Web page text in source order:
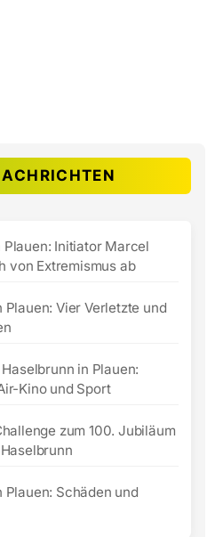
Plauen: Initiator Marcel
von Extremismus ab
Vier Verletzte und
in Plauen:
Kino und Sport
zum 100. Jubiläum
Schäden und